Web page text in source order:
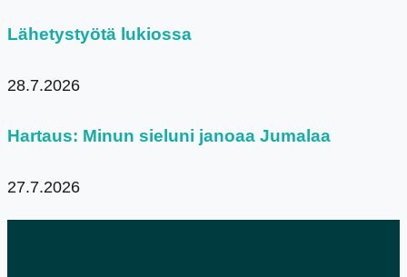
Lähetystyötä lukiossa
28.7.2026
Hartaus: Minun sieluni janoaa Jumalaa
27.7.2026